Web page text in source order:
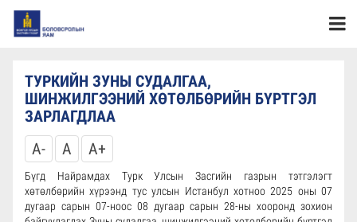
ТУРКИЙН ЗУНЫ СУДАЛГАА,
ШИНЖИЛГЭЭНИЙ ХӨТӨЛБӨРИЙН БҮРТГЭЛ
ЗАРЛАГДЛАА
A-
A A+
Бүгд Найрамдах Турк Улсын Засгийн газрын тэтгэлэгт
хөтөлбөрийн хүрээнд тус улсын Истанбул хотноо 2025 оны 07
дугаар сарын 07-ноос 08 дугаар сарын 28-ны хооронд зохион